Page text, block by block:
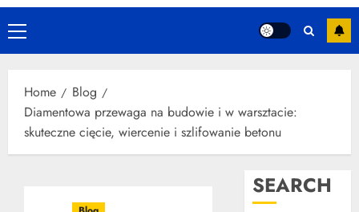
Primary
Menu
Home
Blog
Diamentowa przewaga na budowie i w warsztacie:
skuteczne cięcie, wiercenie i szlifowanie betonu
SEARCH